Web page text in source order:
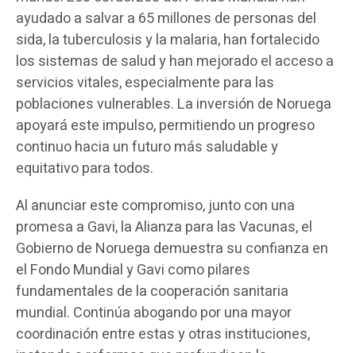
ayudado a salvar a 65 millones de personas del
sida, la tuberculosis y la malaria, han fortalecido
los sistemas de salud y han mejorado el acceso a
servicios vitales, especialmente para las
poblaciones vulnerables. La inversión de Noruega
apoyará este impulso, permitiendo un progreso
continuo hacia un futuro más saludable y
equitativo para todos.
Al anunciar este compromiso, junto con una
promesa a Gavi, la Alianza para las Vacunas, el
Gobierno de Noruega demuestra su confianza en
el Fondo Mundial y Gavi como pilares
fundamentales de la cooperación sanitaria
mundial. Continúa abogando por una mayor
coordinación entre estas y otras instituciones,